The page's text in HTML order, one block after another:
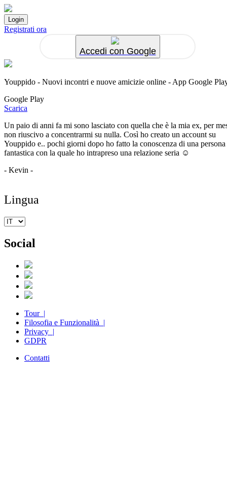
Registrati ora
Accedi con Google
Youppido - Nuovi incontri e nuove amicizie online - App Google
Google Play
Scarica
Un paio di anni fa mi sono lasciato con quella che è la mia ex, per
non riuscivo a concentrarmi su nulla. Così ho creato un account su
Youppido e.. pochi giorni dopo ho fatto la conoscenza di una persona
fantastica con la quale ho intrapreso una relazione seria ☺️
- Kevin -
Lingua
Social
Tour |
Filosofia e Funzionalità |
Privacy |
GDPR
Contatti